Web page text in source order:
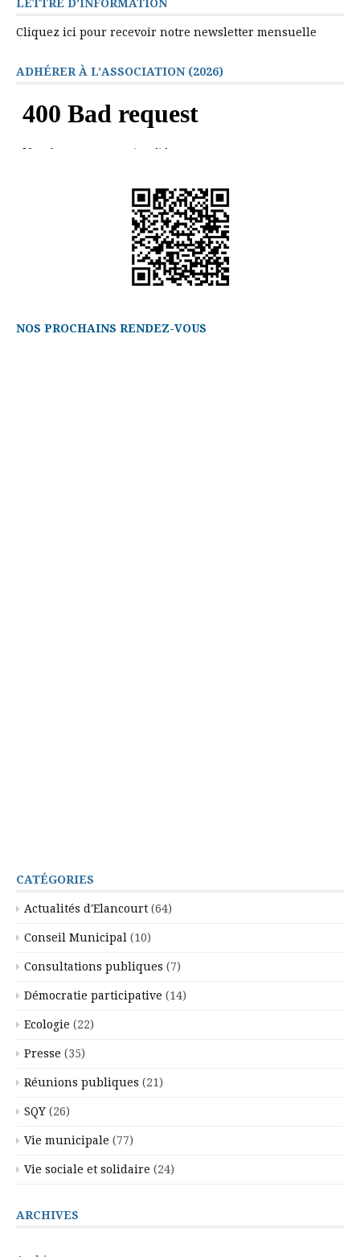
LETTRE D’INFORMATION
Cliquez ici pour recevoir notre newsletter mensuelle
ADHÉRER À L’ASSOCIATION (2026)
NOS PROCHAINS RENDEZ-VOUS
CATÉGORIES
Actualités d'Elancourt (64)
Conseil Municipal (10)
Consultations publiques (7)
Démocratie participative (14)
Ecologie (22)
Presse (35)
Réunions publiques (21)
SQY (26)
Vie municipale (77)
Vie sociale et solidaire (24)
ARCHIVES